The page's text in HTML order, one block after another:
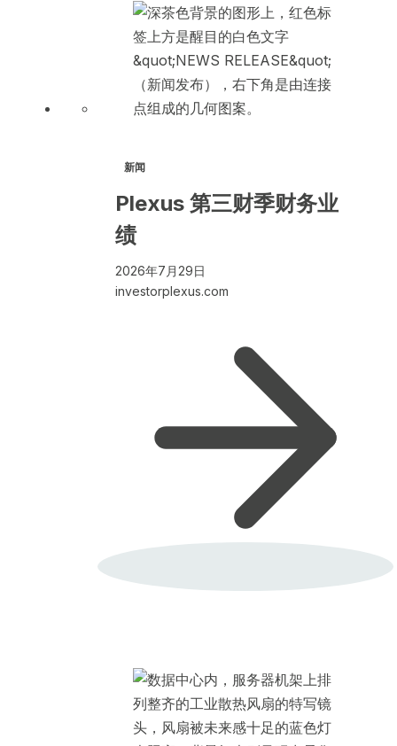
新闻
Plexus 第三财季财务业
绩
2026年7月29日
investorplexus.com